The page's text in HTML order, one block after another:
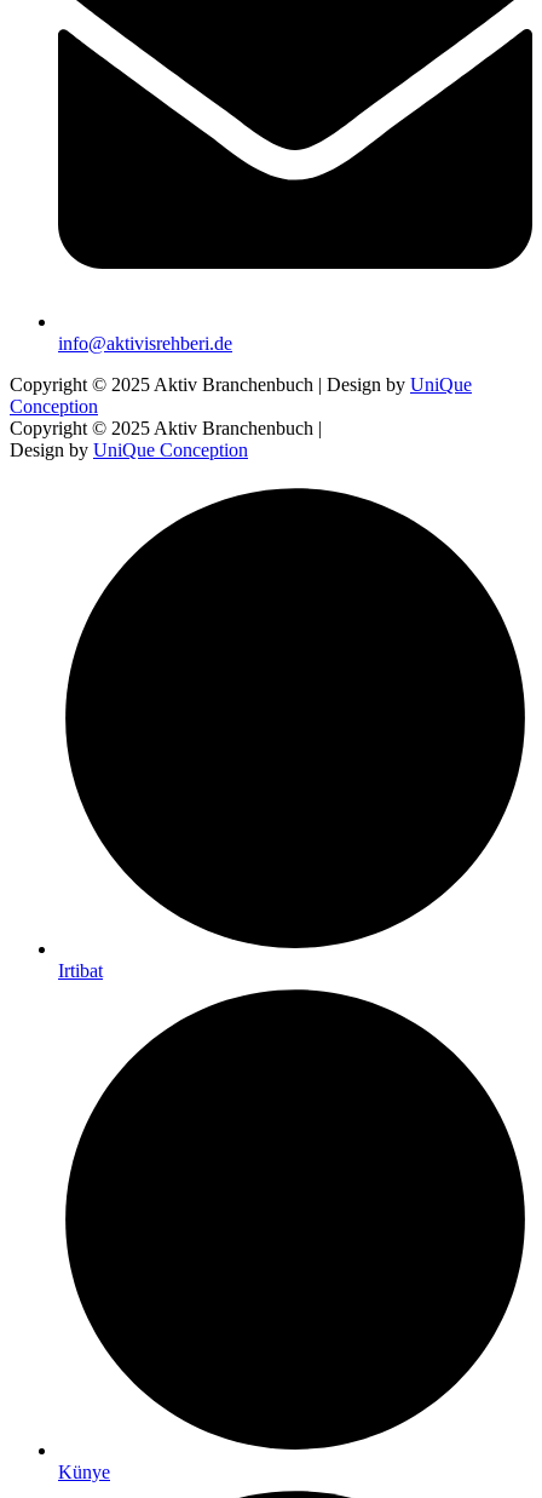
info@aktivisrehberi.de
Copyright © 2025 Aktiv Branchenbuch | Design by UniQue
Conception
Copyright © 2025 Aktiv Branchenbuch |
Design by UniQue Conception
Irtibat
Künye